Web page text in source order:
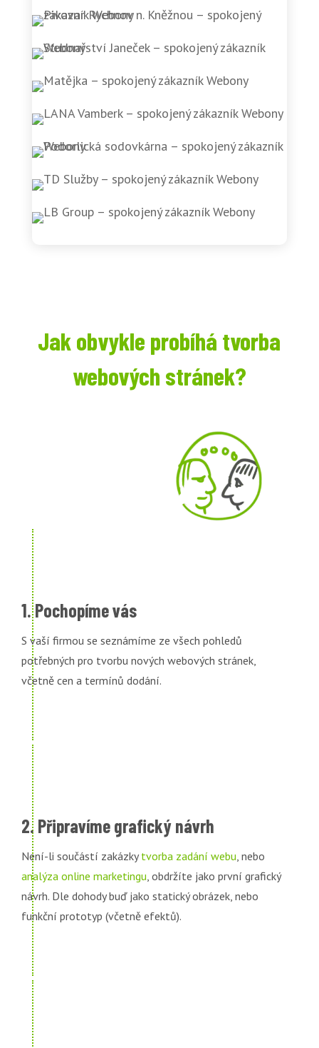
Jak obvykle probíhá tvorba
webových stránek?
1. Pochopíme vás
S vaší firmou se seznámíme ze všech pohledů
potřebných pro tvorbu nových webových stránek,
včetně cen a termínů dodání.
2. Připravíme grafický návrh
Není-li součástí zakázkytvorba zadání webu, nebo
analýza online marketingu, obdržíte jako první grafický
návrh. Dle dohody buď jako statický obrázek, nebo
funkční prototyp (včetně efektů).